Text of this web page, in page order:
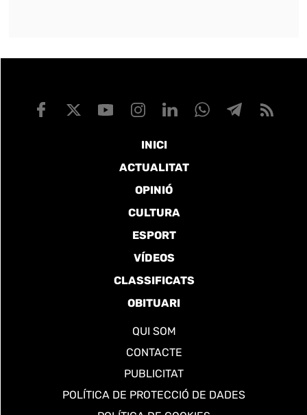
INICI
ACTUALITAT
OPINIÓ
CULTURA
ESPORT
VÍDEOS
CLASSIFICATS
OBITUARI
QUI SOM
CONTACTE
PUBLICITAT
POLÍTICA DE PROTECCIÓ DE DADES